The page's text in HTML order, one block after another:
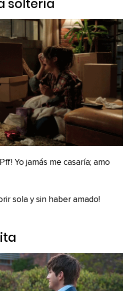
soltería
Yo jamás me casaría; amo
sola y sin haber amado!